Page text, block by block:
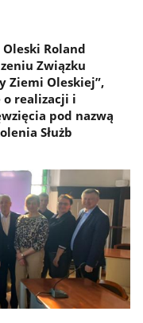
Roland
Związku
Ziemi Oleskiej”,
o realizacji i
pod nazwą
Służb